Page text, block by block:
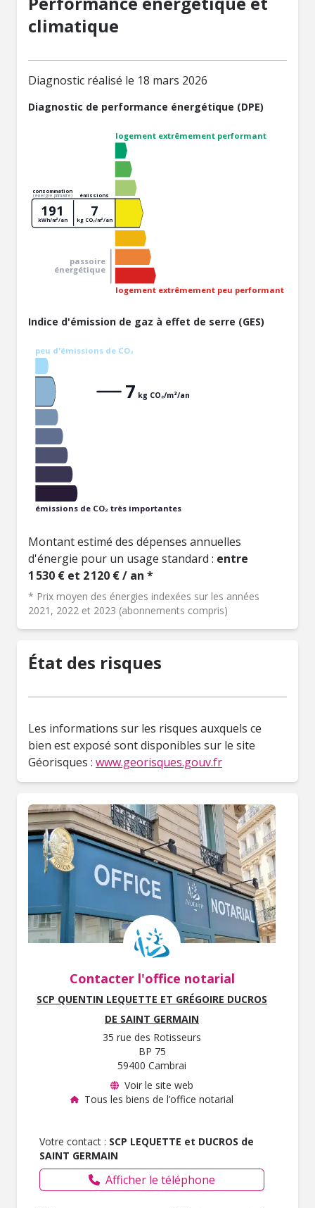
climatique
Diagnostic réalisé le 18 mars 2026
Diagnostic de performance énergétique (DPE)
logement extrêmement performant
logement extrêmement peu performant
passoire
énergétique
consommation
(énergie primaire) émissions
191
kWh/m²/an
7
kg CO₂/m²/an
Indice d'émission de gaz à effet de serre (GES)
peu d'émissions de CO₂
émissions de CO₂ très importantes
7 kg CO₂/m²/an
Montant estimé des dépenses annuelles
d'énergie pour un usage standard : entre
1 530 € et 2 120 € / an *
* Prix moyen des énergies indexées sur les années
2021, 2022 et 2023 (abonnements compris)
État des risques
Les informations sur les risques auxquels ce
bien est exposé sont disponibles sur le site
Géorisques : www.georisques.gouv.fr
Contacter l'office notarial
SCP QUENTIN LEQUETTE ET GRÉGOIRE DUCROS
DE SAINT GERMAIN
35 rue des Rotisseurs
BP 75
59400 Cambrai
Voir le site web
Tous les biens de l’office notarial
Votre contact : SCP LEQUETTE et DUCROS de
SAINT GERMAIN
Afficher le téléphone